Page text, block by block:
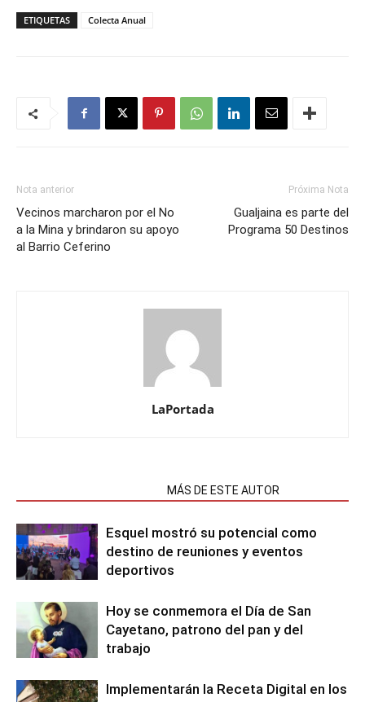
ETIQUETAS Colecta Anual
Nota anterior
Vecinos marcharon por el No
a la Mina y brindaron su apoyo
al Barrio Ceferino
Próxima Nota
Gualjaina es parte del
Programa 50 Destinos
LaPortada
MÁS DE ESTE AUTOR
Esquel mostró su potencial como
destino de reuniones y eventos
deportivos
Hoy se conmemora el Día de San
Cayetano, patrono del pan y del
trabajo
Implementarán la Receta Digital en los